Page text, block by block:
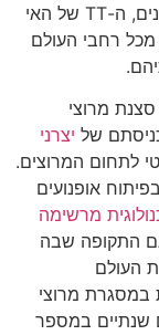
ומעברי גשרים במהירויות גבוהות. לאורך השנים, ה-TT של האי
רחבי העולם
המאה ה-20, החלה סצנת מרוצי
של יצרני
לתחום המרוצים.
אופנועים
מרשימה
גם התקופה שבה
העולם
במסגרת מרוצי
שנתיים במספר